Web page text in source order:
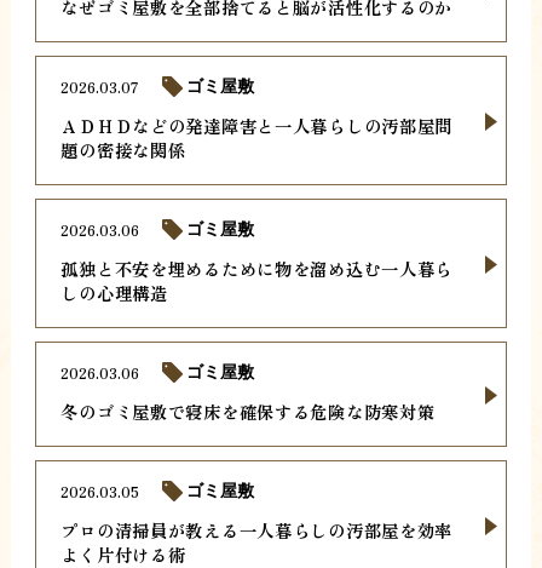
なぜゴミ屋敷を全部捨てると脳が活性化するのか
ＡＤＨＤなどの発達障害と一人暮らしの汚部屋問
題の密接な関係
2026.03.07 ゴミ屋敷
孤独と不安を埋めるために物を溜め込む一人暮ら
しの心理構造
2026.03.06 ゴミ屋敷
冬のゴミ屋敷で寝床を確保する危険な防寒対策
2026.03.06 ゴミ屋敷
プロの清掃員が教える一人暮らしの汚部屋を効率
よく片付ける術
2026.03.05 ゴミ屋敷